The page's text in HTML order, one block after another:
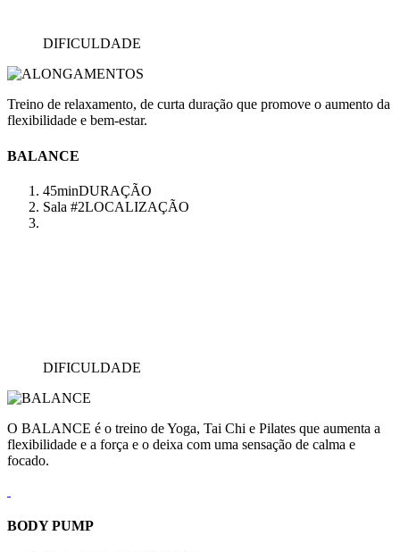
DIFICULDADE
Treino de relaxamento, de curta duração que promove o aumento da
flexibilidade e bem-estar.
BALANCE
45minDURAÇÃO
Sala #2LOCALIZAÇÃO
DIFICULDADE
O BALANCE é o treino de Yoga, Tai Chi e Pilates que aumenta a
flexibilidade e a força e o deixa com uma sensação de calma e
focado.
BODY PUMP